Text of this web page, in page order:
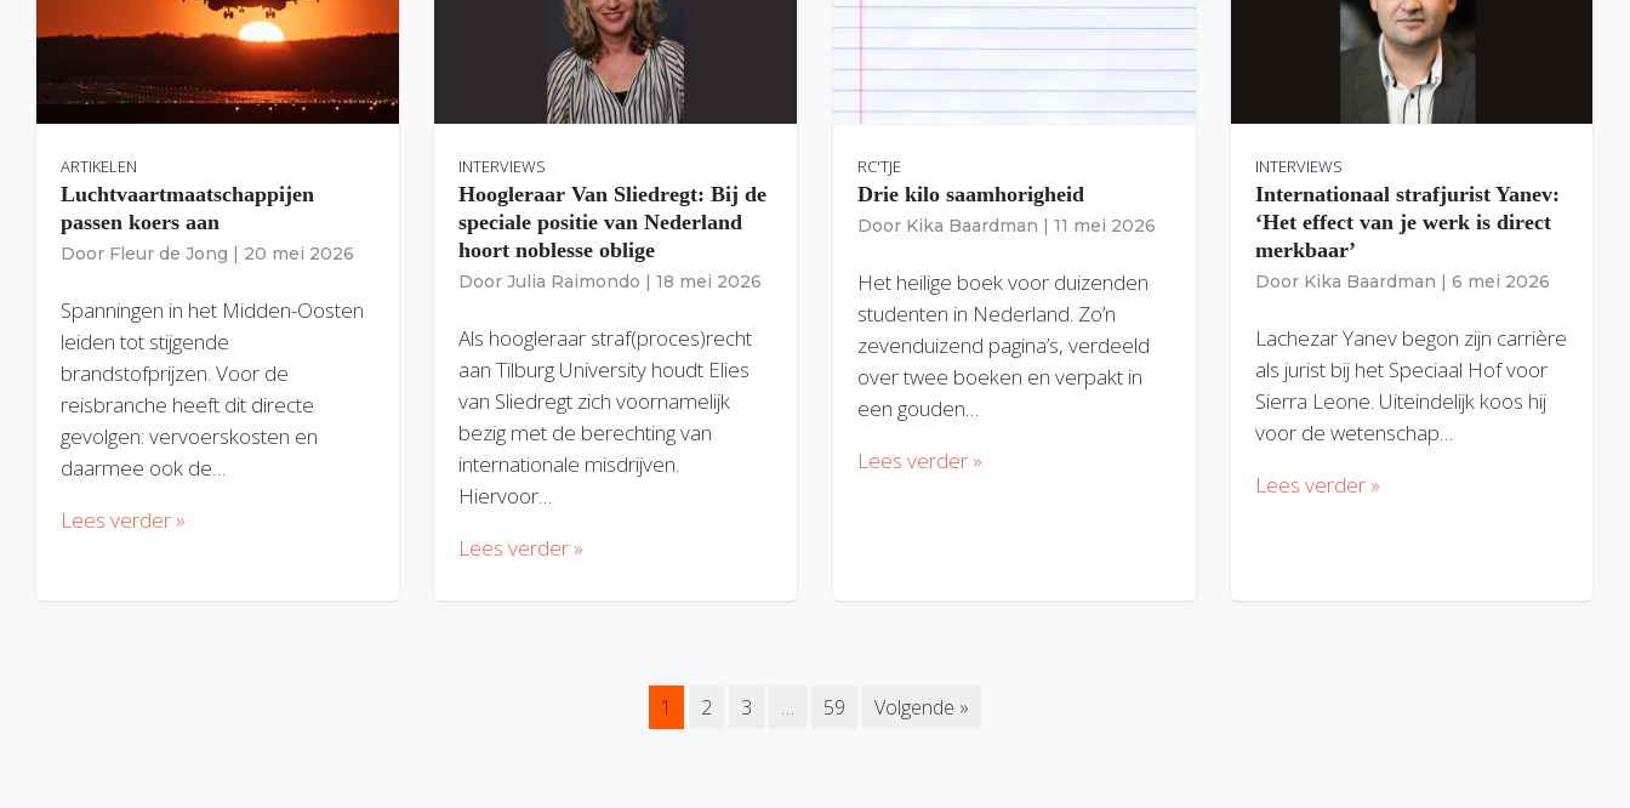
ARTIKELEN
Luchtvaartmaatschappijen
passen koers aan
Door Fleur de Jong | 20 mei 2026
Spanningen in het Midden-Oosten
leiden tot stijgende
brandstofprijzen. Voor de
reisbranche heeft dit directe
gevolgen: vervoerskosten en
daarmee ook de…
Lees verder »
INTERVIEWS
Hoogleraar Van Sliedregt: Bij de
speciale positie van Nederland
hoort noblesse oblige
Door Julia Raimondo | 18 mei 2026
Als hoogleraar straf(proces)recht
aan Tilburg University houdt Elies
van Sliedregt zich voornamelijk
bezig met de berechting van
internationale misdrijven.
Hiervoor…
Lees verder »
RC'TJE
Drie kilo saamhorigheid
Door Kika Baardman | 11 mei 2026
Het heilige boek voor duizenden
studenten in Nederland. Zo’n
zevenduizend pagina’s, verdeeld
over twee boeken en verpakt in
een gouden…
Lees verder »
INTERVIEWS
Internationaal strafjurist Yanev:
‘Het effect van je werk is direct
merkbaar’
Door Kika Baardman | 6 mei 2026
Lachezar Yanev begon zijn carrière
als jurist bij het Speciaal Hof voor
Sierra Leone. Uiteindelijk koos hij
voor de wetenschap…
Lees verder »
1 2 3 … 59 Volgende »